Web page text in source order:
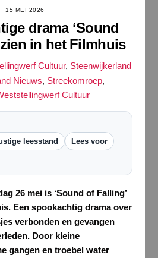
15 MEI 2026
drama ‘Sound
in het Filmhuis
Cultuur, Steenwijkerland
Nieuws, Streekomroep,
Cultuur
leesstand Lees voor
26 mei is ‘Sound of Falling’
Een spookachtig drama over
verbonden en gevangen
Door kleine
gangen en troebel water